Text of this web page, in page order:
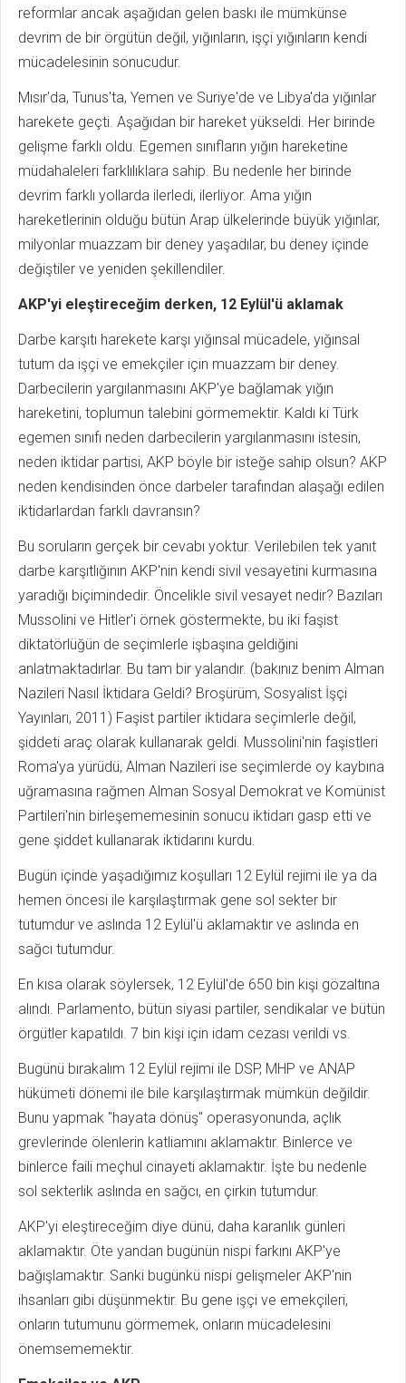
reformlar ancak aşağıdan gelen baskı ile mümkünse
devrim de bir örgütün değil, yığınların, işçi yığınların kendi
mücadelesinin sonucudur.
Mısır'da, Tunus'ta, Yemen ve Suriye'de ve Libya'da yığınlar
harekete geçti. Aşağıdan bir hareket yükseldi. Her birinde
gelişme farklı oldu. Egemen sınıfların yığın hareketine
müdahaleleri farklılıklara sahip. Bu nedenle her birinde
devrim farklı yollarda ilerledi, ilerliyor. Ama yığın
hareketlerinin olduğu bütün Arap ülkelerinde büyük yığınlar,
milyonlar muazzam bir deney yaşadılar, bu deney içinde
değiştiler ve yeniden şekillendiler.
AKP'yi eleştireceğim derken, 12 Eylül'ü aklamak
Darbe karşıtı harekete karşı yığınsal mücadele, yığınsal
tutum da işçi ve emekçiler için muazzam bir deney.
Darbecilerin yargılanmasını AKP'ye bağlamak yığın
hareketini, toplumun talebini görmemektir. Kaldı ki Türk
egemen sınıfı neden darbecilerin yargılanmasını istesin,
neden iktidar partisi, AKP böyle bir isteğe sahip olsun? AKP
neden kendisinden önce darbeler tarafından alaşağı edilen
iktidarlardan farklı davransın?
Bu soruların gerçek bir cevabı yoktur. Verilebilen tek yanıt
darbe karşıtlığının AKP'nin kendi sivil vesayetini kurmasına
yaradığı biçimindedir. Öncelikle sivil vesayet nedir? Bazıları
Mussolini ve Hitler'i örnek göstermekte, bu iki faşist
diktatörlüğün de seçimlerle işbaşına geldiğini
anlatmaktadırlar. Bu tam bir yalandır. (bakınız benim Alman
Nazileri Nasıl İktidara Geldi? Broşürüm, Sosyalist İşçi
Yayınları, 2011) Faşist partiler iktidara seçimlerle değil,
şiddeti araç olarak kullanarak geldi. Mussolini'nin faşistleri
Roma'ya yürüdü, Alman Nazileri ise seçimlerde oy kaybına
uğramasına rağmen Alman Sosyal Demokrat ve Komünist
Partileri'nin birleşememesinin sonucu iktidarı gasp etti ve
gene şiddet kullanarak iktidarını kurdu.
Bugün içinde yaşadığımız koşulları 12 Eylül rejimi ile ya da
hemen öncesi ile karşılaştırmak gene sol sekter bir
tutumdur ve aslında 12 Eylül'ü aklamaktır ve aslında en
sağcı tutumdur.
En kısa olarak söylersek, 12 Eylül'de 650 bin kişi gözaltına
alındı. Parlamento, bütün siyasi partiler, sendikalar ve bütün
örgütler kapatıldı. 7 bin kişi için idam cezası verildi vs.
Bugünü bırakalım 12 Eylül rejimi ile DSP, MHP ve ANAP
hükümeti dönemi ile bile karşılaştırmak mümkün değildir.
Bunu yapmak "hayata dönüş" operasyonunda, açlık
grevlerinde ölenlerin katliamını aklamaktır. Binlerce ve
binlerce faili meçhul cinayeti aklamaktır. İşte bu nedenle
sol sekterlik aslında en sağcı, en çirkin tutumdur.
AKP'yi eleştireceğim diye dünü, daha karanlık günleri
aklamaktır. Öte yandan bugünün nispi farkını AKP'ye
bağışlamaktır. Sanki bugünkü nispi gelişmeler AKP'nin
ihsanları gibi düşünmektir. Bu gene işçi ve emekçileri,
onların tutumunu görmemek, onların mücadelesini
önemsememektir.